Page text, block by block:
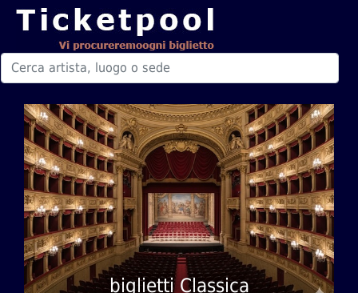
biglietti Classica